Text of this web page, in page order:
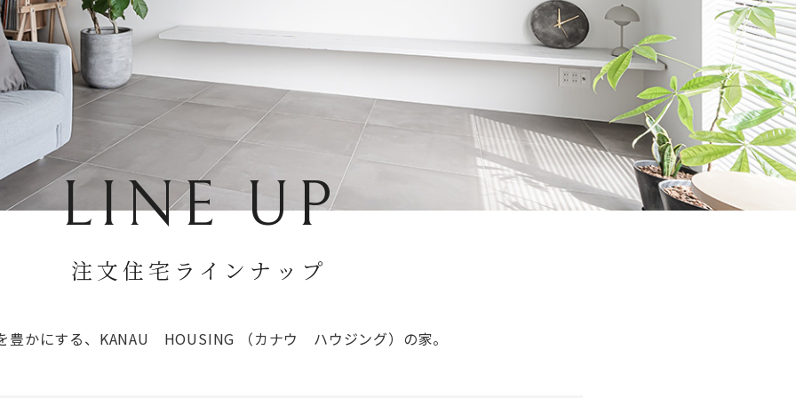
LINE UP
注文住宅 ラインナップ
豊かにする、 KANAU HOUSING （カナウ ハウジング）の家。